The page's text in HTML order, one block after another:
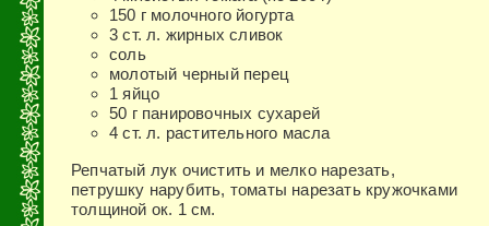
150 г молочного йогурта
3 ст. л. жирных сливок
соль
моло­тый черный перец
1 яйцо
50 г па­нировочных сухарей
4 ст. л. расти­тельного масла
Репчатый лук очистить и мелко нарезать,
петрушку нарубить, томаты нарезать кружочками
толщиной ок. 1 см.